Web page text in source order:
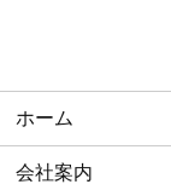
ホーム
会社案内